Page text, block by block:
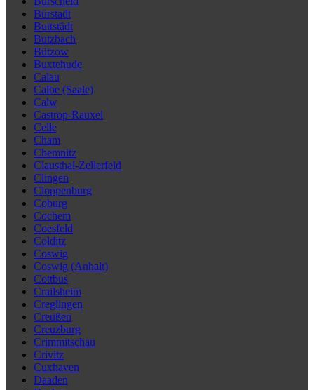
Bürstadt
Buttstädt
Butzbach
Bützow
Buxtehude
Calau
Calbe (Saale)
Calw
Castrop-Rauxel
Celle
Cham
Chemnitz
Clausthal-Zellerfeld
Clingen
Cloppenburg
Coburg
Cochem
Coesfeld
Colditz
Coswig
Coswig (Anhalt)
Cottbus
Crailsheim
Creglingen
Creußen
Creuzburg
Crimmitschau
Crivitz
Cuxhaven
Daaden